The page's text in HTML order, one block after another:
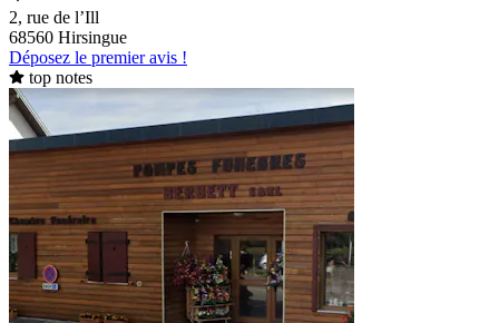
2, rue de l’Ill
68560 Hirsingue
Déposez le premier avis !
top notes